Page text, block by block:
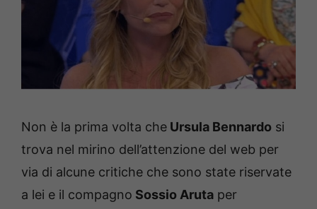
Non è la prima volta che Ursula Bennardo si
trova nel mirino dell’attenzione del web per
via di alcune critiche che sono state riservate
a lei e il compagno Sossio Aruta per